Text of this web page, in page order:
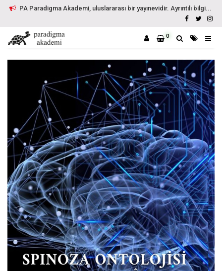
PA Paradigma Akademi, uluslararası bir yayınevidir. Ayrıntılı bilgi...
0